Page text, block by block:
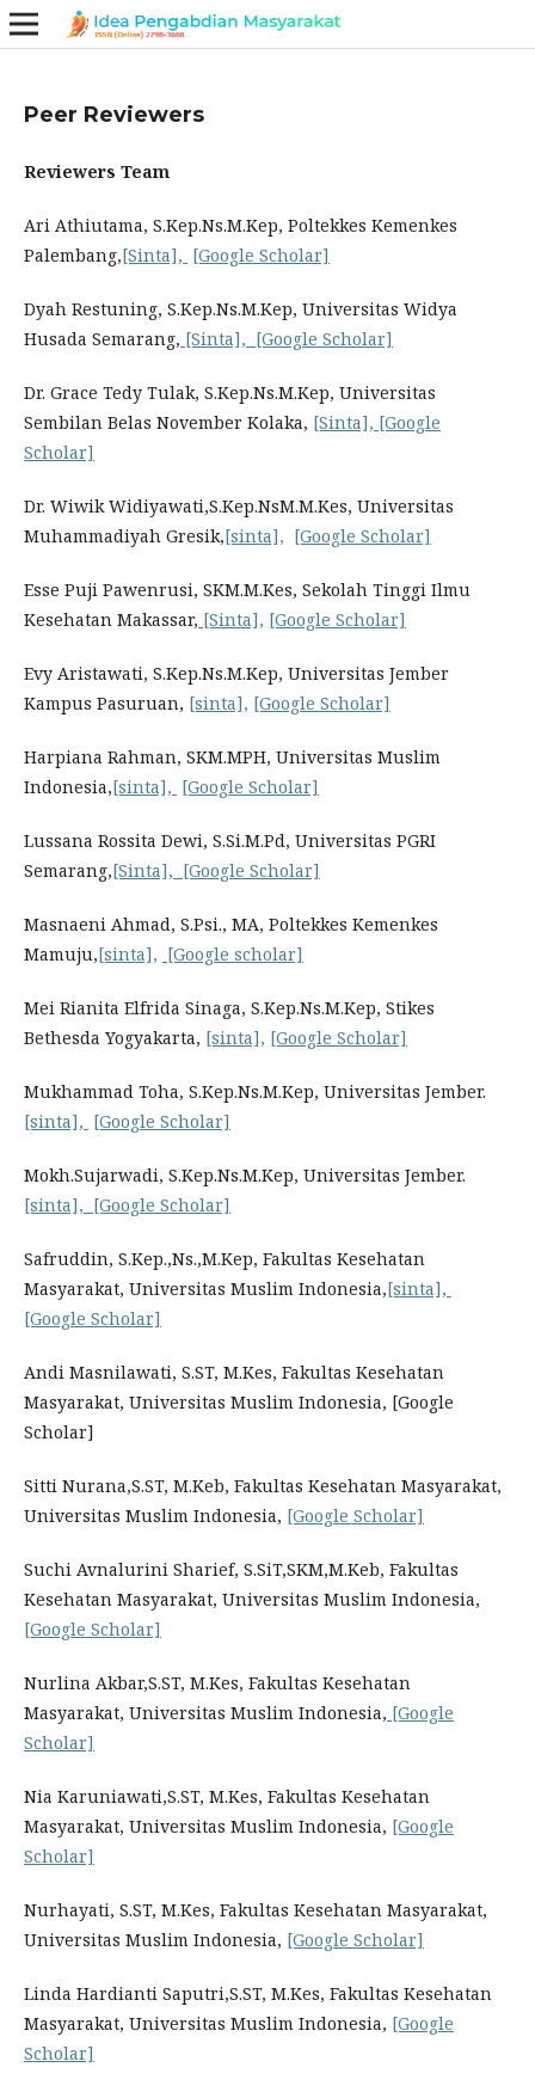
Peer Reviewers
Reviewers Team
Ari Athiutama, S.Kep.Ns.M.Kep, Poltekkes Kemenkes
Palembang,[Sinta], [Google Scholar]
Dyah Restuning, S.Kep.Ns.M.Kep, Universitas Widya
Husada Semarang, [Sinta], [Google Scholar]
Dr. Grace Tedy Tulak, S.Kep.Ns.M.Kep, Universitas
Sembilan Belas November Kolaka, [Sinta], [Google
Scholar]
Dr. Wiwik Widiyawati,S.Kep.NsM.M.Kes, Universitas
Muhammadiyah Gresik,[sinta], [Google Scholar]
Esse Puji Pawenrusi, SKM.M.Kes, Sekolah Tinggi Ilmu
Kesehatan Makassar, [Sinta], [Google Scholar]
Evy Aristawati, S.Kep.Ns.M.Kep, Universitas Jember
Kampus Pasuruan, [sinta], [Google Scholar]
Harpiana Rahman, SKM.MPH, Universitas Muslim
Indonesia,[sinta], [Google Scholar]
Lussana Rossita Dewi, S.Si.M.Pd, Universitas PGRI
Semarang,[Sinta], [Google Scholar]
Masnaeni Ahmad, S.Psi., MA, Poltekkes Kemenkes
Mamuju,[sinta], [Google scholar]
Mei Rianita Elfrida Sinaga, S.Kep.Ns.M.Kep, Stikes
Bethesda Yogyakarta, [sinta], [Google Scholar]
Mukhammad Toha, S.Kep.Ns.M.Kep, Universitas Jember.
[sinta], [Google Scholar]
Mokh.Sujarwadi, S.Kep.Ns.M.Kep, Universitas Jember.
[sinta], [Google Scholar]
Safruddin, S.Kep.,Ns.,M.Kep, Fakultas Kesehatan
Masyarakat, Universitas Muslim Indonesia,[sinta],
[Google Scholar]
Andi Masnilawati, S.ST, M.Kes, Fakultas Kesehatan
Masyarakat, Universitas Muslim Indonesia, [Google
Scholar]
Sitti Nurana,S.ST, M.Keb, Fakultas Kesehatan Masyarakat,
Universitas Muslim Indonesia, [Google Scholar]
Suchi Avnalurini Sharief, S.SiT,SKM,M.Keb, Fakultas
Kesehatan Masyarakat, Universitas Muslim Indonesia,
[Google Scholar]
Nurlina Akbar,S.ST, M.Kes, Fakultas Kesehatan
Masyarakat, Universitas Muslim Indonesia, [Google
Scholar]
Nia Karuniawati,S.ST, M.Kes, Fakultas Kesehatan
Masyarakat, Universitas Muslim Indonesia, [Google
Scholar]
Nurhayati, S.ST, M.Kes, Fakultas Kesehatan Masyarakat,
Universitas Muslim Indonesia, [Google Scholar]
Linda Hardianti Saputri,S.ST, M.Kes, Fakultas Kesehatan
Masyarakat, Universitas Muslim Indonesia, [Google
Scholar]